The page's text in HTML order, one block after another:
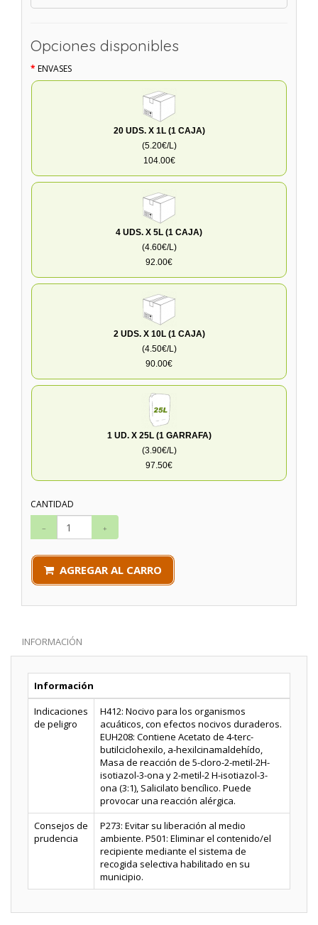
Opciones disponibles
ENVASES
20 UDS. X 1L (1 CAJA)
(5.20€/L)
104.00€
4 UDS. X 5L (1 CAJA)
(4.60€/L)
92.00€
2 UDS. X 10L (1 CAJA)
(4.50€/L)
90.00€
1 UD. X 25L (1 GARRAFA)
(3.90€/L)
97.50€
CANTIDAD
AGREGAR AL CARRO
INFORMACIÓN
Información
Indicaciones
de peligro
H412: Nocivo para los organismos
acuáticos, con efectos nocivos duraderos.
EUH208: Contiene Acetato de 4-terc-
butilciclohexilo, a-hexilcinamaldehído,
Masa de reacción de 5-cloro-2-metil-2H-
isotiazol-3-ona y 2-metil-2 H-isotiazol-3-
ona (3:1), Salicilato bencílico. Puede
provocar una reacción alérgica.
Consejos de
prudencia
P273: Evitar su liberación al medio
ambiente. P501: Eliminar el contenido/el
recipiente mediante el sistema de
recogida selectiva habilitado en su
municipio.